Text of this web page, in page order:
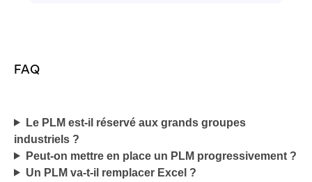
FAQ
Le PLM est-il réservé aux grands groupes
industriels ?
Peut-on mettre en place un PLM progressivement ?
Un PLM va-t-il remplacer Excel ?